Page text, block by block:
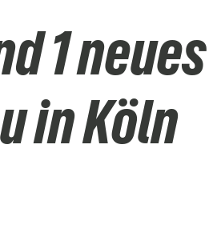
1 neues
in Köln